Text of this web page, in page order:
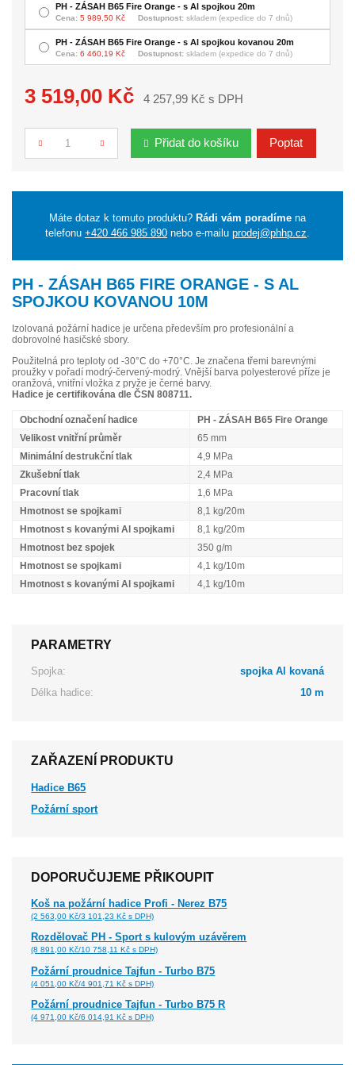
PH - ZÁSAH B65 Fire Orange - s Al spojkou 20m
Cena: 5 989,50 Kč Dostupnost: skladem (expedice do 7 dnů)
PH - ZÁSAH B65 Fire Orange - s Al spojkou kovanou 20m
Cena: 6 460,19 Kč Dostupnost: skladem (expedice do 7 dnů)
3 519,00 Kč 4 257,99 Kč s DPH
Počet Přidat do košíku Poptat
Máte dotaz k tomuto produktu? Rádi vám poradíme na
telefonu +420 466 985 890 nebo e-mailu prodej@phhp.cz.
PH - ZÁSAH B65 FIRE ORANGE - S AL
SPOJKOU KOVANOU 10M
Izolovaná požární hadice je určena především pro profesionální a
dobrovolné hasičské sbory.
Použitelná pro teploty od -30°C do +70°C. Je značena třemi barevnými
proužky v pořadí modrý-červený-modrý. Vnější barva polyesterové příze je
oranžová, vnitřní vložka z pryže je černé barvy.
Hadice je certifikována dle ČSN 808711.
Obchodní označení hadice
PH - ZÁSAH B65 Fire Orange
Velikost vnitřní průměr
65 mm
Minimální destrukční tlak
4,9 MPa
Zkušební tlak
2,4 MPa
Pracovní tlak
1,6 MPa
Hmotnost se spojkami
8,1 kg/20m
Hmotnost s kovanými Al spojkami
8,1 kg/20m
Hmotnost bez spojek
350 g/m
Hmotnost se spojkami
4,1 kg/10m
Hmotnost s kovanými Al spojkami
4,1 kg/10m
PARAMETRY
Spojka:
spojka Al kovaná
Délka hadice:
10 m
ZAŘAZENÍ PRODUKTU
Hadice B65
Požární sport
DOPORUČUJEME PŘIKOUPIT
Koš na požární hadice Profi - Nerez B75
(2 563,00 Kč/3 101,23 Kč s DPH)
Rozdělovač PH - Sport s kulovým uzávěrem
(8 891,00 Kč/10 758,11 Kč s DPH)
Požární proudnice Tajfun - Turbo B75
(4 051,00 Kč/4 901,71 Kč s DPH)
Požární proudnice Tajfun - Turbo B75 R
(4 971,00 Kč/6 014,91 Kč s DPH)